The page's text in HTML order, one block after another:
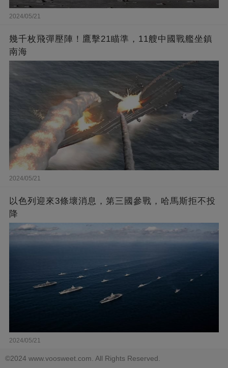
2024/05/21
幾千枚飛彈壓陣！鷹擊21瞄準，11艘中國戰艦坐鎮
南海
2024/05/21
以色列迎來3條壞消息，第三國參戰，哈馬斯拒不投
降
2024/05/21
©2024 www.voosweet.com. All Rights Reserved.